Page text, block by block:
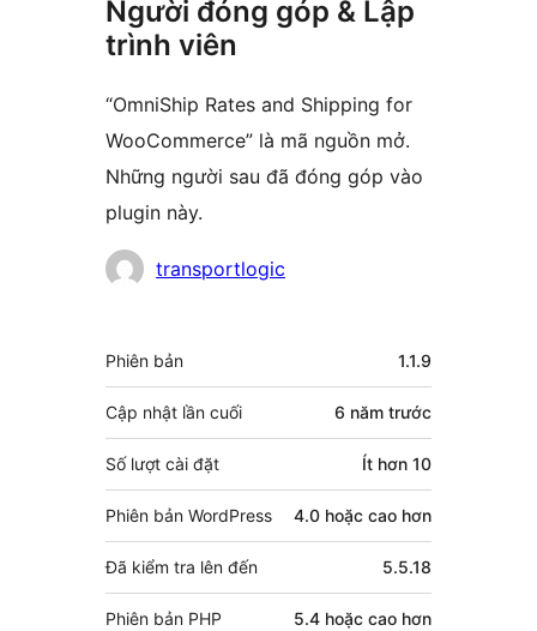
Người đóng góp & Lập
trình viên
“OmniShip Rates and Shipping for
WooCommerce” là mã nguồn mở.
Những người sau đã đóng góp vào
plugin này.
Những
góp
transportlogic
Meta
Phiên bản 1.1.9
Cập nhật lần cuối 6 năm trước
Số lượt cài đặt Ít hơn 10
Phiên bản WordPress 4.0 hoặc cao hơn
Đã kiểm tra lên đến 5.5.18
Phiên bản PHP 5.4 hoặc cao hơn